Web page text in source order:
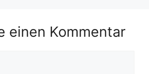
einen Kommentar